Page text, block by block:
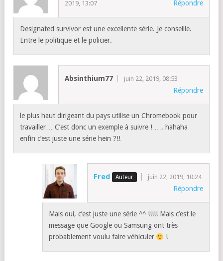
2019, 13:07 Répondre
Designated survivor est une excellente série. Je conseille.
Entre le politique et le policier.
Absinthium77 juin 22, 2019, 08:53
Répondre
le plus haut dirigeant du pays utilise un Chromebook pour
travailler… C’est donc un exemple à suivre ! …. hahaha
enfin c’est juste une série hein ?!!
Fred juin 22, 2019, 10:24
Répondre
Mais oui, c’est juste une série ^^ !!!!! Mais c’est le
message que Google ou Samsung ont très
probablement voulu faire véhiculer
!